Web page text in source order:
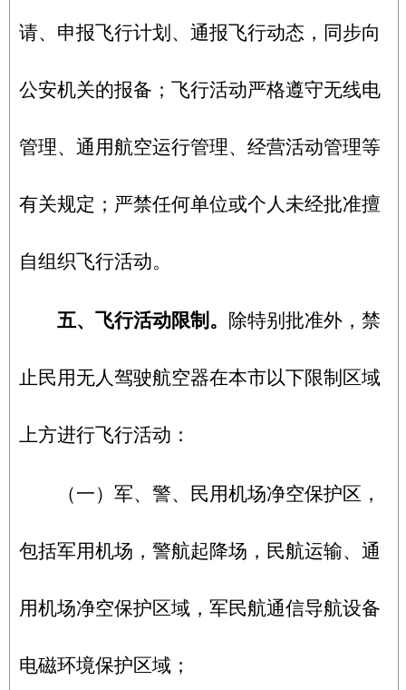
请、申报飞行计划、通报飞行动态，同步向
公安机关的报备；飞行活动严格遵守无线电
管理、通用航空运行管理、经营活动管理等
有关规定；严禁任何单位或个人未经批准擅
自组织飞行活动。
五、飞行活动限制。 除特别批准外，禁
止民用无人驾驶航空器在本市以下限制区域
上方进行飞行活动：
（一）军、警、民用机场净空保护区，
包括军用机场，警航起降场，民航运输、通
用机场净空保护区域，军民航通信导航设备
电磁环境保护区域；